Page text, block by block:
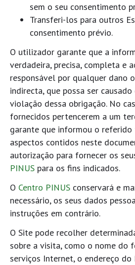
sem o seu consentimento
Transferi-los para outros
consentimento prévio.
O utilizador garante que a
verdadeira, precisa, completa e
responsável por qualquer dano
indirecta, que possa ser
violação dessa obrigação. No
fornecidos pertencerem a um
garante que informou o referido
aspectos contidos neste
autorização para fornecer os
PINUS para os fins indicados.
O Centro PINUS conservará e
necessário, os seus dados
instruções em contrário.
O Site pode recolher
sobre a visita, como o nome do
serviços Internet, o endereço